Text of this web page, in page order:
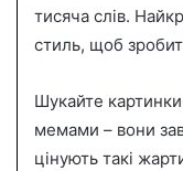
тисяча слів.
стиль, щоб
Шукайте
мемами – вони
цінують такі